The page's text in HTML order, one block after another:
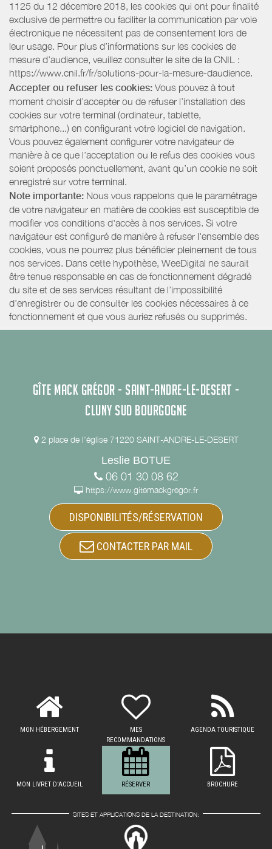
1125 du 12 décembre 2018, les cookies qui ont pour finalité
exclusive de permettre ou faciliter la communication par voie
électronique ne nécessitent pas de consentement lors de
leur usage. Pour plus d’informations sur les cookies de
mesure d’audience, veuillez consulter le site de la CNIL :
https://www.cnil.fr/fr/solutions-pour-la-mesure-daudience.
Accepter ou refuser les cookies: Vous pouvez à tout
moment choisir d’accepter ou de refuser l’installation des
cookies sur votre terminal (ordinateur, tablette,
smartphone...) en configurant votre logiciel de navigation.
Vous pouvez également configurer votre navigateur de
manière à ce que l’acceptation ou le refus des cookies vous
soient proposés ponctuellement, avant qu’un cookie ne soit
enregistré sur votre terminal.
Note importante: Nous vous rappelons que le paramétrage
de votre navigateur en matière de cookies est susceptible de
modifier vos conditions d'accès à nos services. Si votre
navigateur est configuré de manière à refuser l'ensemble des
cookies, vous ne pourrez plus bénéficier pleinement de tous
nos services. Dans cette hypothèse, WeeDigital ne saurait
être tenue responsable en cas de fonctionnement dégradé
du site et de ses services résultant de l’impossibilité
d’enregistrer ou de consulter les cookies nécessaires à ce
fonctionnement et que vous auriez refusés ou supprimés.
GÎTE MACK GRÉGOR - SAINT-ANDRE-LE-DESERT -
CLUNY SUD BOURGOGNE
2 place de l'église 71220 SAINT-ANDRE-LE-DESERT
Leslie BOTUE
06 01 30 08 62
https://www.gitemackgregor.fr
DISPONIBILITÉS/RÉSERVATION
CONTACTER PAR MAIL
MON HÉBERGEMENT
MES
RECOMMANDATIONS
AGENDA TOURISTIQUE
MON LIVRET D'ACCUEIL RÉSERVER BROCHURE
SITES ET APPLICATIONS DE LA DESTINATION: